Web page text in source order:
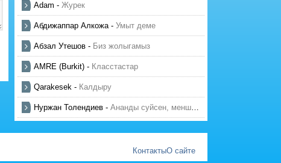
Adam - Журек
Абдижаппар Алкожа- Умыт деме
Абзал Утешов - Биз жолыгамыз
AMRE (Burkit) - Класстастар
Qarakesek - Калдыру
Нуржан Толендиев - Ананды суйсен, менше суй
КонтактыО сайте